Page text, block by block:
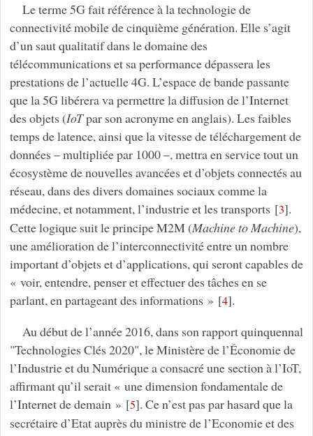
Le terme 5G fait référence à la technologie de
connectivité mobile de cinquième génération. Elle s’agit
d’un saut qualitatif dans le domaine des
télécommunications et sa performance dépassera les
prestations de l’actuelle 4G. L’espace de bande passante
que la 5G libérera va permettre la diffusion de l’Internet
des objets (IoTpar son acronyme en anglais). Les faibles
temps de latence, ainsi que la vitesse de téléchargement de
données – multipliée par 1000 –, mettra en service tout un
écosystème de nouvelles avancées et d’objets connectés au
réseau, dans des divers domaines sociaux comme la
médecine, et notamment, l’industrie et les transports [3].
Cette logique suit le principe M2M (Machine to Machine),
une amélioration de l’interconnectivité entre un nombre
important d’objets et d’applications, qui seront capables de
« voir, entendre, penser et effectuer des tâches en se
parlant, en partageant des informations » [4].
Au début de l’année 2016, dans son rapport quinquennal
"Technologies Clés 2020", le Ministère de l’Économie de
l’Industrie et du Numérique a consacré une section à l’IoT,
affirmant qu’il serait « une dimension fondamentale de
l’Internet de demain » [5]. Ce n’est pas par hasard que la
secrétaire d’Etat auprès du ministre de l’Economie et des